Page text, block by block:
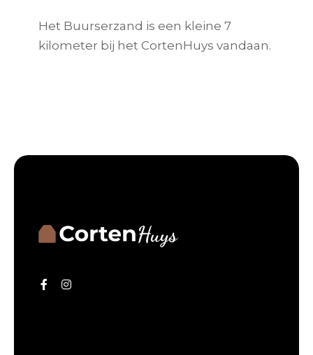
Het Buurserzand is een kleine 7
kilometer bij het CortenHuys vandaan.